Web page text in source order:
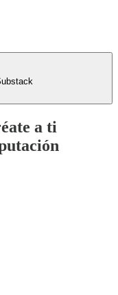
a ti